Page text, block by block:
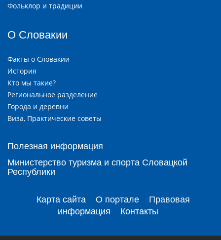
Фольклор и традиции
О Словакии
Факты о Словакии
История
Кто мы такие?
Региональное разделение
Города и деревни
Виза, Практические советы
Полезная информация
Министерство туризма и спорта Словацкой
Республики
Карта сайта О портале
Правовая
информация
Контакты